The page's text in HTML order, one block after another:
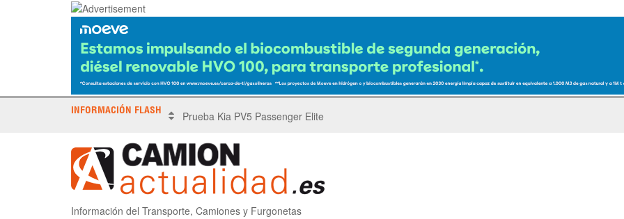
INFORMACIÓN FLASH X Tronada Almería | Encuentro del Pegaso Troner
Información del Transporte, Camiones y Furgonetas